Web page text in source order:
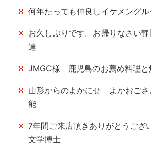
何年たっても仲良しイケメング
お久しぶりです。お帰りなさい
達
JMGC様 鹿児島のお薦め料理と
山形からのよかにせ よかおごさ
能
7年間ご来店頂きありがとうござ
文学博士